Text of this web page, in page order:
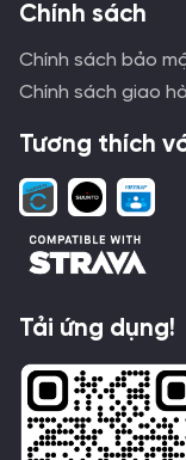
Chính sách
Chính sách bảo
Chính sách giao
Tương thích
Tải ứng dụng!